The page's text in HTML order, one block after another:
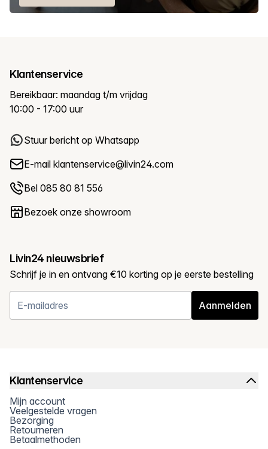
Klantenservice
Bereikbaar: maandag t/m vrijdag
10:00 - 17:00 uur
Stuur bericht op Whatsapp
E-mail klantenservice@livin24.com
Bel 085 80 81 556
Bezoek onze showroom
Livin24 nieuwsbrief
Schrijf je in en ontvang €10 korting op je eerste bestelling
Aanmelden
Klantenservice
Mijn account
Veelgestelde vragen
Bezorging
Retourneren
Betaalmethoden